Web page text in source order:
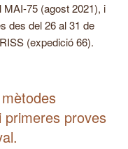
75 (agost 2021), i
des del 26 al 31 de
(expedició 66).
proves